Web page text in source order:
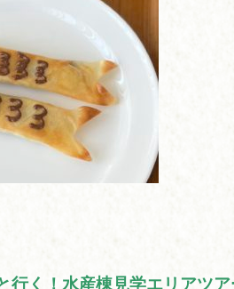
行く！水産棟見学エリアツ